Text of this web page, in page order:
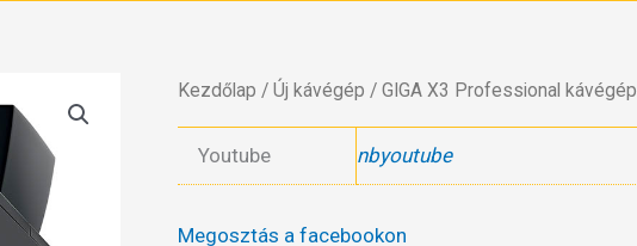
Kezdőlap / Új kávégép / GIGA X3 Professional kávégép
Youtube nbyoutube
Megosztás a facebookon